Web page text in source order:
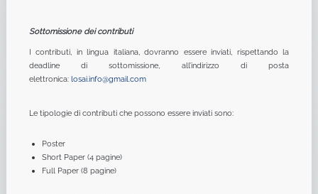
Sottomissione dei contributi
I contributi, in lingua italiana, dovranno essere inviati, rispettando la
deadline di sottomissione, all’indirizzo di posta
elettronica: losai.info@gmail.com
Le tipologie di contributi che possono essere inviati sono:
Poster
Short Paper (4 pagine)
Full Paper (8 pagine)